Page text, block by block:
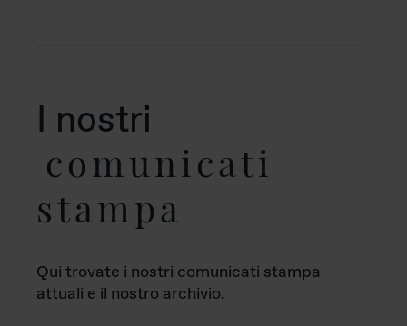
I nostri
comunicati
stampa
Qui trovate i nostri comunicati stampa
attuali e il nostro archivio.